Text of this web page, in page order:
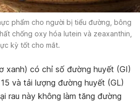
phẩm cho người bị tiểu đường, bông
chống oxy hóa lutein và zeaxanthin,
kỳ tốt cho mắt.
xanh) có chỉ số đường huyết (GI)
và tải lượng đường huyết (GL)
rau này không làm tăng đường